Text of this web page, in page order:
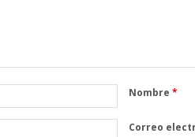
Nombre *
Correo